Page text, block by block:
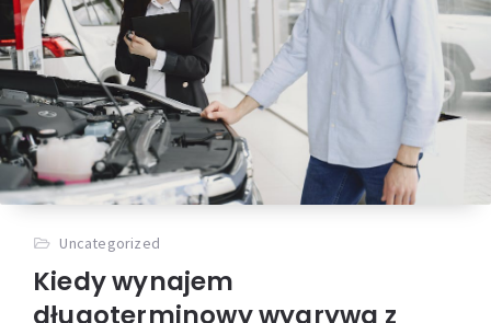
Uncategorized
Kiedy wynajem
długoterminowy wygrywa z